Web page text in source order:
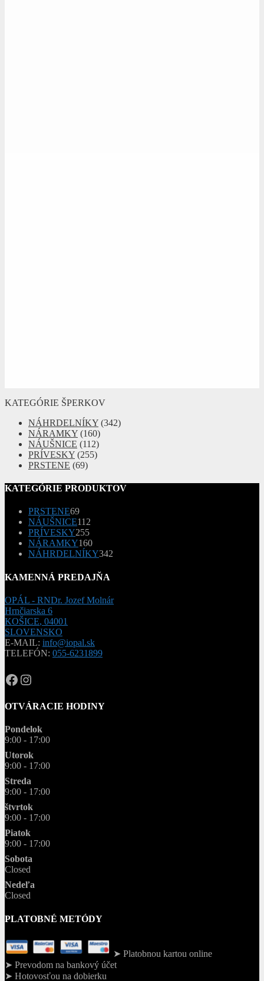
KATEGÓRIE ŠPERKOV
NÁHRDELNÍKY (342)
NÁRAMKY (160)
NÁUŠNICE (112)
PRÍVESKY (255)
PRSTENE (69)
KATEGÓRIE PRODUKTOV
PRSTENE6969
produktov
NÁUŠNICE112
PRÍVESKY255255
produktov
NÁRAMKY160160
produktov
NÁHRDELNÍKY342
KAMENNÁ PREDAJŇA
OPÁL - RNDr. Jozef Molnár
Hrnčiarska 6
KOŠICE, 04001
SLOVENSKO
E-MAIL: info@iopal.sk
TELEFÓN: 055-6231899
OPAL.drahokamy
opal.drahokamy
OTVÁRACIE HODINY
Pondelok
9:00 - 17:00
Utorok
9:00 - 17:00
Streda
9:00 - 17:00
štvrtok
9:00 - 17:00
Piatok
9:00 - 17:00
Sobota
Closed
Nedeľa
Closed
PLATOBNÉ METÓDY
➤ Platobnou kartou online
➤ Prevodom na bankový účet
➤ Hotovosťou na dobierku